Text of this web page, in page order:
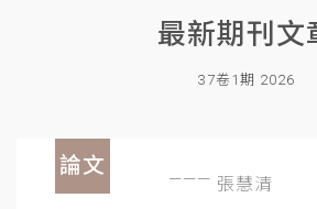
最新期刊文
37卷1期 2026
論文
張慧清